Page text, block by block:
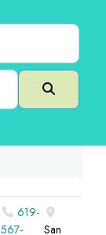
Buscar
619-
567-
San